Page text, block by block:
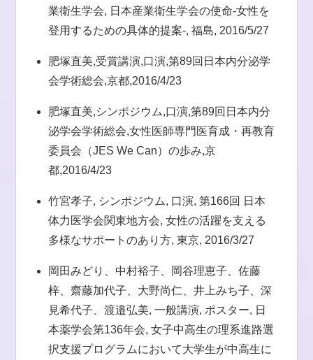
業衛生学会, 日本産業衛生学会の使命-女性を
登用するための具体的提案-, 福島, 2016/5/27
肥塚直美,受賞講演,口演,第89回日本内分泌学
会学術総会,京都,2016/4/23
肥塚直美,シンポジウム,口演,第89回日本内分
泌学会学術総会,女性医師専門医育成・再教育
委員会（JES We Can）の歩み,京
都,2016/4/23
竹宮孝子, シンポジウム, 口演, 第166回 日本
体力医学会関東地方会, 女性の活躍を支える
多様なサポートのあり方, 東京, 2016/3/27
岡田みどり、中村裕子、岡谷理恵子、佐藤
梓、齋藤加代子、大野尚仁、井上みち子、深
見希代子、渡邉弘美, 一般講演, ポスター, 日
本薬学会第136年会, 女子中高生の理系進路選
択支援プログラムにおいて大学生が中高生に